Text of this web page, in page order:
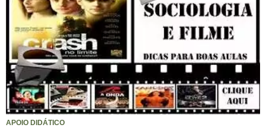
APOIO DIDÁTICO